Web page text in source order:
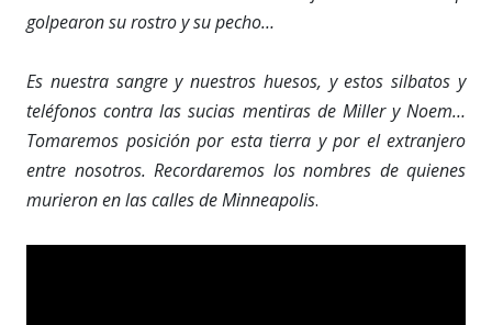
golpearon su rostro y su pecho…
Es nuestra sangre y nuestros huesos, y estos silbatos y
teléfonos contra las sucias mentiras de Miller y Noem…
Tomaremos posición por esta tierra y por el extranjero
entre nosotros. Recordaremos los nombres de quienes
murieron en las calles de Minneapolis.